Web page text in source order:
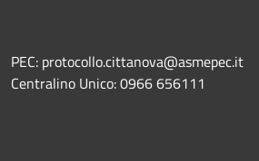
PEC: protocollo.cittanova@asmepec.it
Centralino Unico: 0966 656111